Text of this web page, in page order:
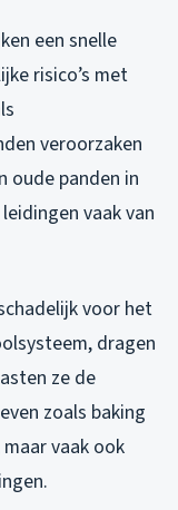
een snelle
risico’s met
veroorzaken
oude panden in
vaak van
voor het
dragen
ze de
zoals baking
vaak ook